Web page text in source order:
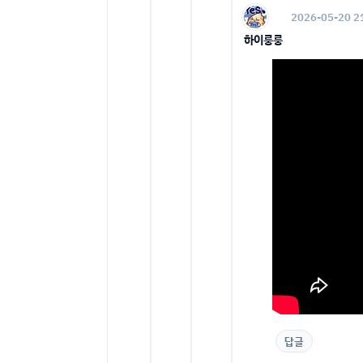
하이룽룽
2026-05-20
답글